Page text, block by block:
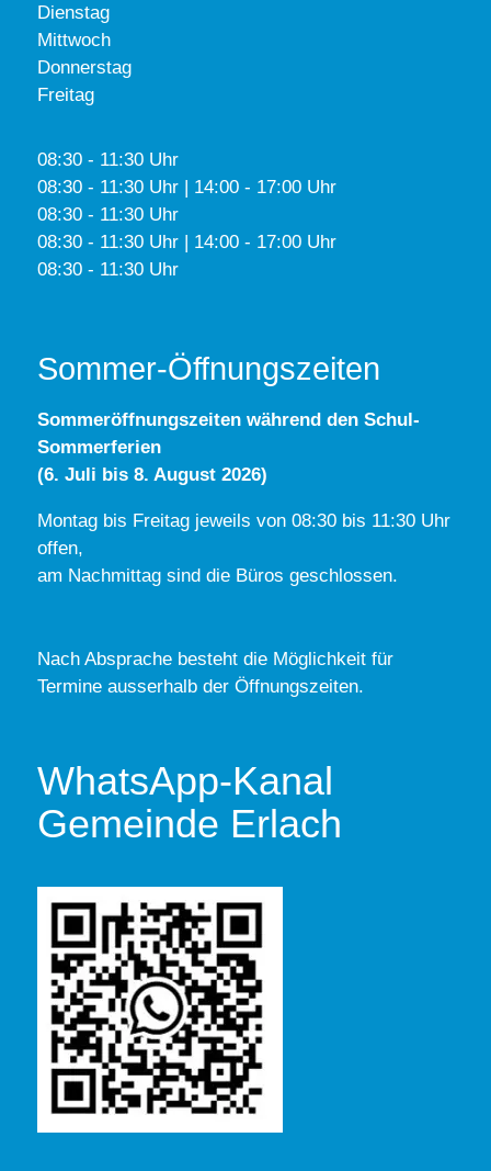
Dienstag
Mittwoch
Donnerstag
Freitag
08:30 - 11:30 Uhr
08:30 - 11:30 Uhr | 14:00 - 17:00 Uhr
08:30 - 11:30 Uhr
08:30 - 11:30 Uhr | 14:00 - 17:00 Uhr
08:30 - 11:30 Uhr
Sommer-Öffnungszeiten
Sommeröffnungszeiten während den Schul-
Sommerferien
(6. Juli bis 8. August 2026)
Montag bis Freitag jeweils von 08:30 bis 11:30 Uhr
offen,
am Nachmittag sind die Büros geschlossen.
Nach Absprache besteht die Möglichkeit für
Termine ausserhalb der Öffnungszeiten.
WhatsApp-Kanal
Gemeinde Erlach